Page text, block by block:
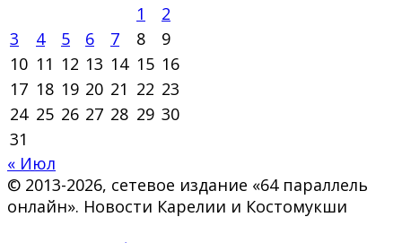
1
2
3
4 5 6 7 8
9
10 11 12 13 14 15 16
17 18 19 20 21 22 23
24 25 26 27 28 29 30
31
« Июл
© 2013-2026, сетевое издание «64 параллель
онлайн». Новости Карелии и Костомукши